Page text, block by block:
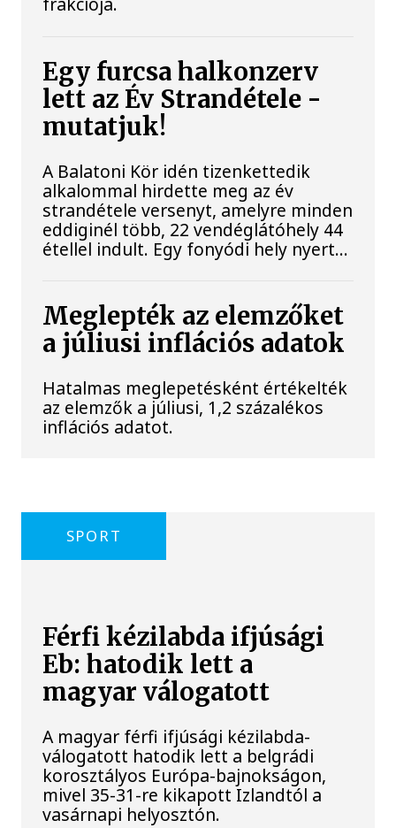
Egy furcsa halkonzerv
lett az Év Strandétele -
mutatjuk!
A Balatoni Kör idén tizenkettedik
alkalommal hirdette meg az év
strandétele versenyt, amelyre minden
eddiginél több, 22 vendéglátóhely 44
étellel indult. Egy fonyódi hely nyert...
Meglepték az elemzőket
a júliusi inflációs adatok
Hatalmas meglepetésként értékelték
az elemzők a júliusi, 1,2 százalékos
inflációs adatot.
SPORT
Férfi kézilabda ifjúsági
Eb: hatodik lett a
magyar válogatott
A magyar férfi ifjúsági kézilabda-
válogatott hatodik lett a belgrádi
korosztályos Európa-bajnokságon,
mivel 35-31-re kikapott Izlandtól a
vasárnapi helyosztón.